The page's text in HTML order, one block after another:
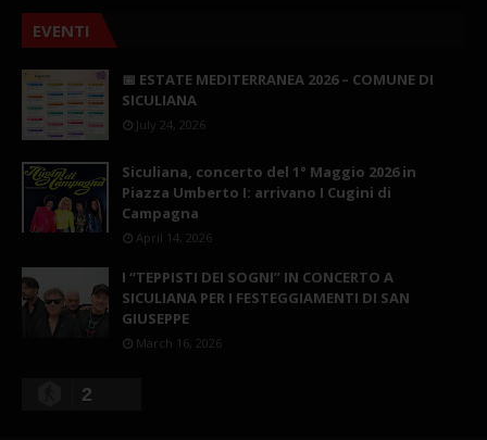
EVENTI
📅 ESTATE MEDITERRANEA 2026 – COMUNE DI
SICULIANA
July 24, 2026
Siculiana, concerto del 1° Maggio 2026 in
Piazza Umberto I: arrivano I Cugini di
Campagna
April 14, 2026
I “TEPPISTI DEI SOGNI” IN CONCERTO A
SICULIANA PER I FESTEGGIAMENTI DI SAN
GIUSEPPE
March 16, 2026
2